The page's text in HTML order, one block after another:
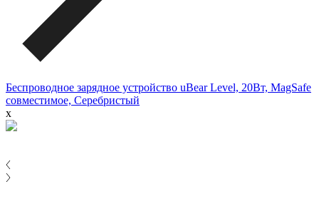
Беспроводное зарядное устройство uBear Level, 20Вт, MagSafe
совместимое, Серебристый
x